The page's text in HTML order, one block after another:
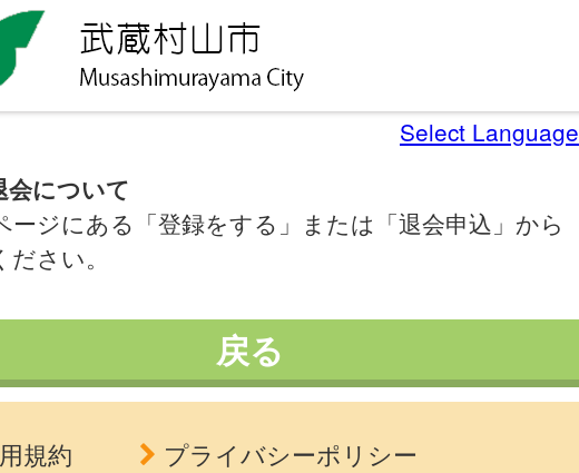
Select Language
会について
ージにある「登録をする」または「退会申込」から
さい。
戻る
規約
プライバシーポリシー